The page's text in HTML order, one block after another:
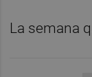
La semana